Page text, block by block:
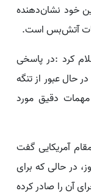
خود نشان‌دهنده
آتش‌بس است.
کرد :در پاسخی
حال عبور از تنگه
از مهمات دقیق مورد
آمریکایی گفت
در حالی که برای
آن را صادر کرده